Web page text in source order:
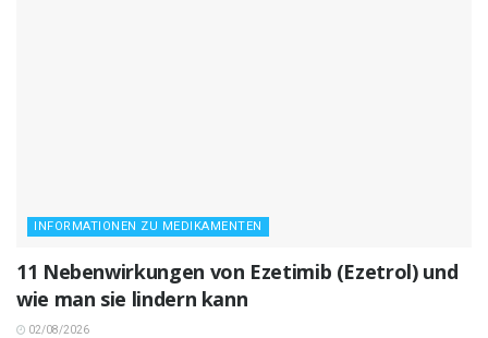
INFORMATIONEN ZU MEDIKAMENTEN
11 Nebenwirkungen von Ezetimib (Ezetrol) und
wie man sie lindern kann
02/08/2026